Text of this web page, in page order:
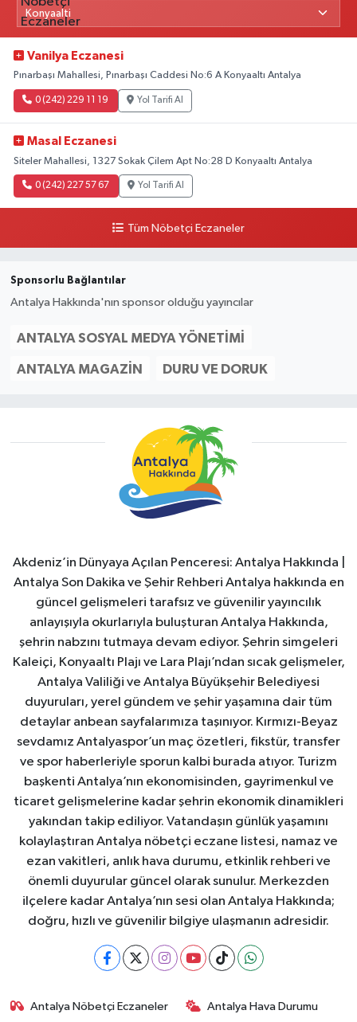
Vanilya Eczanesi
Pınarbaşı Mahallesi, Pınarbaşı Caddesi No:6 A Konyaaltı Antalya
0 (242) 229 11 19 Yol Tarifi Al
Masal Eczanesi
Siteler Mahallesi, 1327 Sokak Çilem Apt No:28 D Konyaaltı Antalya
0 (242) 227 57 67 Yol Tarifi Al
Tüm Nöbetçi Eczaneler
Sponsorlu Bağlantılar
Antalya Hakkında'nın sponsor olduğu yayıncılar
ANTALYA SOSYAL MEDYA YÖNETIMI
ANTALYA MAGAZIN DURU VE DORUK
Akdeniz’in Dünyaya Açılan Penceresi: Antalya Hakkında |
Antalya Son Dakika ve Şehir Rehberi Antalya hakkında en
güncel gelişmeleri tarafsız ve güvenilir yayıncılık
anlayışıyla okurlarıyla buluşturan Antalya Hakkında,
şehrin nabzını tutmaya devam ediyor. Şehrin simgeleri
Kaleiçi, Konyaaltı Plajı ve Lara Plajı’ndan sıcak gelişmeler,
Antalya Valiliği ve Antalya Büyükşehir Belediyesi
duyuruları, yerel gündem ve şehir yaşamına dair tüm
detaylar anbean sayfalarımıza taşınıyor. Kırmızı-Beyaz
sevdamız Antalyaspor’un maç özetleri, fikstür, transfer
ve spor haberleriyle sporun kalbi burada atıyor. Turizm
başkenti Antalya’nın ekonomisinden, gayrimenkul ve
ticaret gelişmelerine kadar şehrin ekonomik dinamikleri
yakından takip ediliyor. Vatandaşın günlük yaşamını
kolaylaştıran Antalya nöbetçi eczane listesi, namaz ve
ezan vakitleri, anlık hava durumu, etkinlik rehberi ve
önemli duyurular güncel olarak sunulur. Merkezden
ilçelere kadar Antalya’nın sesi olan Antalya Hakkında;
doğru, hızlı ve güvenilir bilgiye ulaşmanın adresidir.
Antalya Nöbetçi Eczaneler Antalya Hava Durumu